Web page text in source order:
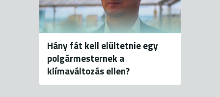
Hány fát kell elültetnie egy
polgármesternek a
klímaváltozás ellen?